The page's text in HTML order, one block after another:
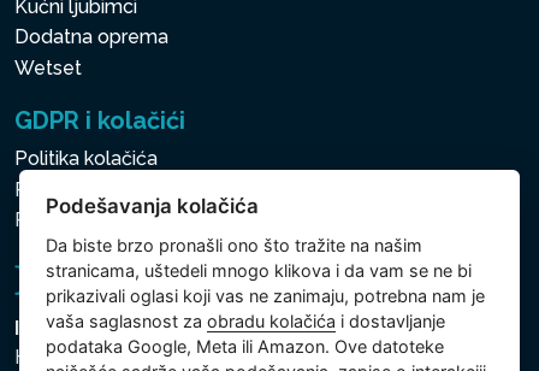
Kućni ljubimci
Dodatna oprema
Wetset
GDPR i kolačići
Politika kolačića
Politika zaštite ličnih i drugih obrađivanih podataka
Politika kolačića
Intex Trading, s.r.o.
Hradecká 2526/3
Podešavanja kolačića
Da biste brzo pronašli ono što tražite na našim
stranicama, uštedeli mnogo klikova i da vam se ne bi
prikazivali oglasi koji vas ne zanimaju, potrebna nam je
vaša saglasnost zaobradu kolačića i dostavljanje
podataka Google, Meta ili Amazon. Ove datoteke